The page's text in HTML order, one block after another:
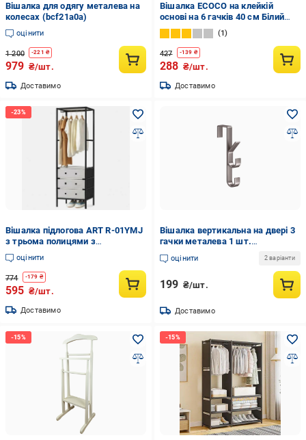
Вішалка для одягу металева на
колесах (bcf21a0a)
оцінити
1 200 -221 ₴
979 ₴/шт.
Доставимо
Вішалка ECOCO на клейкій
основі на 6 гачків 40 см Білий
(33321Р)
1
427 -139 ₴
288 ₴/шт.
Доставимо
Вішалка підлогова ART R-01YMJ
з трьома полицями з
дверцятами Чорний (35047900)
оцінити
774 -179 ₴
595 ₴/шт.
Доставимо
Вішалка вертикальна на двері 3
гачки металева 1 шт.
Сріблястий (3000004224)
оцінити 2 варіанти
199 ₴/шт.
Доставимо